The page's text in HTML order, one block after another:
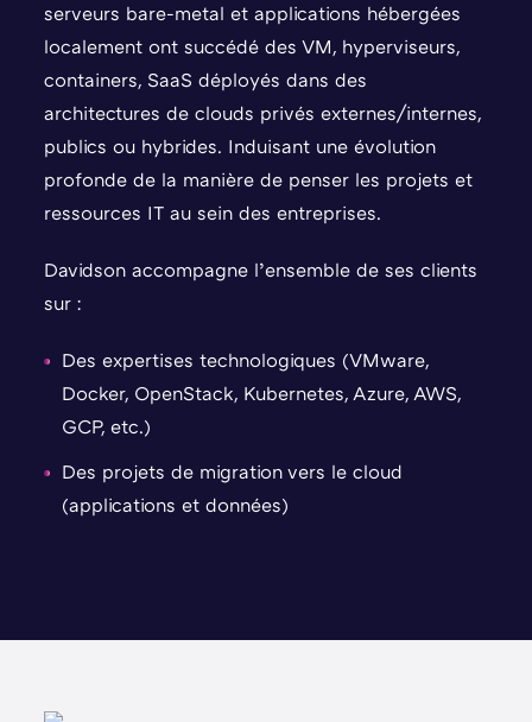
serveurs bare-metal et applications hébergées
localement ont succédé des VM, hyperviseurs,
containers, SaaS déployés dans des
architectures de clouds privés externes/internes,
publics ou hybrides. Induisant une évolution
profonde de la manière de penser les projets et
ressources IT au sein des entreprises.
Davidson accompagne l’ensemble de ses clients
sur :
Des expertises technologiques (VMware,
Docker, OpenStack, Kubernetes, Azure, AWS,
GCP, etc.)
Des projets de migration vers le cloud
(applications et données)